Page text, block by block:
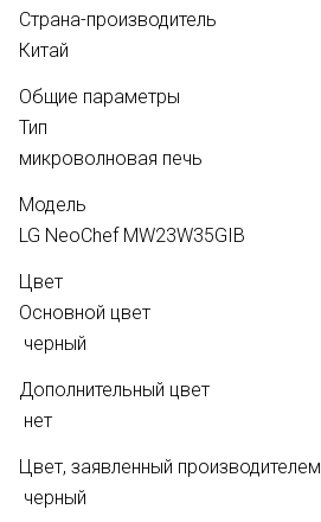
Страна-производитель
Китай
Общие параметры
Тип
микроволновая печь
Модель
LG NeoChef MW23W35GIB
Цвет
Основной цвет
черный
Дополнительный цвет
нет
Цвет, заявленный производителем
черный